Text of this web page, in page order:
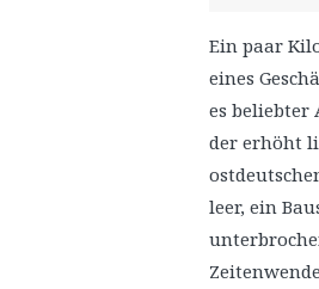
Ein paar
eines
es beliebter
der erhöht
leer, ein